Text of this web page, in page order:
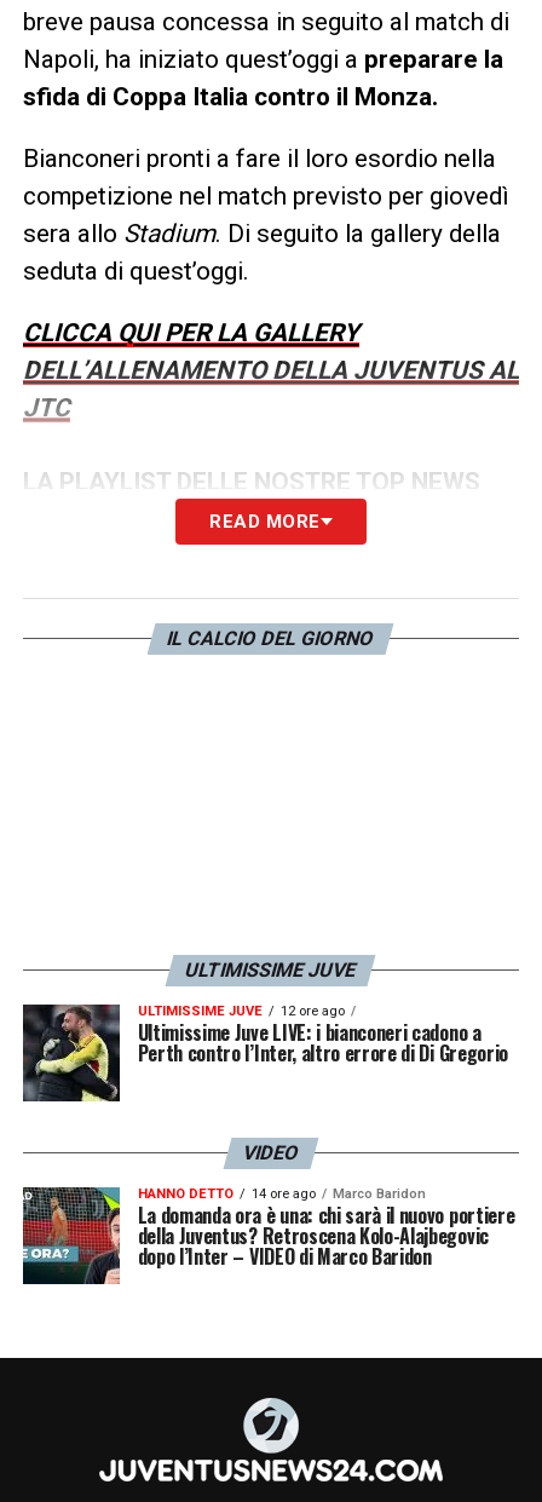
breve pausa concessa in seguito al match di
Napoli, ha iniziato quest’oggi a preparare la
sfida di Coppa Italia contro il Monza.
Bianconeri pronti a fare il loro esordio nella
competizione nel match previsto per giovedì
sera allo Stadium. Di seguito la gallery della
seduta di quest’oggi.
CLICCA QUI PER LA GALLERY
DELL’ALLENAMENTO DELLA JUVENTUS AL
JTC
LA PLAYLIST DELLE NOSTRE TOP NEWS
READ MORE
IL CALCIO DEL GIORNO
ULTIMISSIME JUVE
ULTIMISSIME JUVE 12 ore ago
Ultimissime Juve LIVE: i bianconeri cadono a
Perth contro l’Inter, altro errore di Di Gregorio
VIDEO
HANNO DETTO 14 ore ago Marco Baridon
La domanda ora è una: chi sarà il nuovo portiere
della Juventus? Retroscena Kolo-Alajbegovic
dopo l’Inter – VIDEO di Marco Baridon